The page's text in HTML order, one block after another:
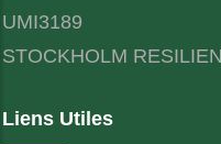
UMI3189
STOCKHOLM
Liens Utiles